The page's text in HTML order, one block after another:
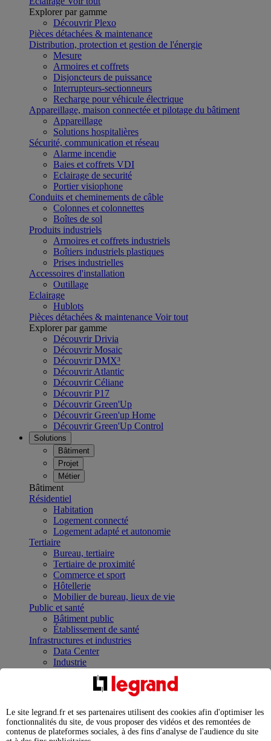
Explorer par gamme
Découvrir Plexo
Pièces détachées & maintenance
Distribution, protection et gestion de l'énergie
Mesure
Armoires et coffrets
Disjoncteurs de puissance
Interrupteurs-sectionneurs
Recharge pour véhicule électrique
Appareillage, maison connectée et pilotage du bâtiment
Appareillage
Solutions hospitalières
Sécurité, communication et réseau
Alarme incendie
Baies et coffrets VDI
Eclairage de securité
Portier visiophone
Conduits et cheminements de câble
Colonnes et colonnettes
Boîtes de sol
Produits industriels
Armoires et coffrets industriels
Boîtiers industriels plastiques
Prises industrielles
Accessoires d'installation
Outillage
Eclairage
Hublots
Pièces détachées & maintenance Voir tout
Explorer par gamme
Découvrir Drivia
Découvrir Mosaic
Découvrir DMX³
Découvrir Atlantic
Découvrir Céliane
Découvrir P17
Découvrir Green'Up
Découvrir Green'up Home
Découvrir Green'Up Control
Solutions
Bâtiment
Projet
Métier
Bâtiment
Résidentiel
Habitation
Logement connecté
Logement adapté et autonomie
Tertiaire
Bureau, tertiaire
Tertiaire de proximité
Commerce et sport
Hôtellerie
Mobilier de bureau, lieux de vie
Public et santé
Bâtiment public
Établissement de santé
Infrastructures et industries
Data Center
Industrie
Infrastructures
Contrôler et planifier le fonctionnement des appareils
Répartir et optimiser son tableau électrique
Legrand Data Center Solutions : concentrer les
expertises au service de vos performances
Le site legrand.fr et ses partenaires utilisent des cookies afin d'optimiser les
fonctionnalités du site, de vous proposer des vidéos et des remontées de
contenus de plateformes sociales, à des fins d'analyse de l'audience du site